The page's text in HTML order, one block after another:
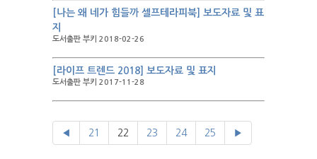
[나는 왜 네가 힘들까 셀프테라피북] 보도자료 및 표
지
도서출판 부키 2018-02-26
[라이프 트렌드 2018] 보도자료 및 표지
도서출판 부키 2017-11-28
◀ 21 22 23 24 25 ▶